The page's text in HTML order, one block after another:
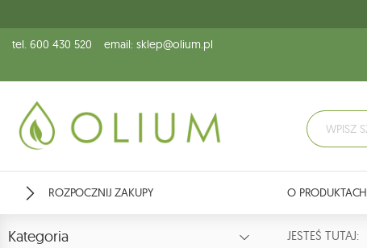
tel. 600 430 520 email: sklep@olium.pl
ROZPOCZNIJ ZAKUPY O PRODUKTACH
Kategoria JESTEŚ TUTAJ: